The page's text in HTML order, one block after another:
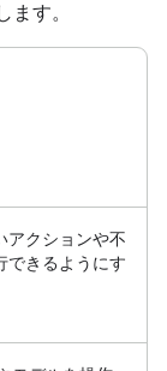
す。
アクションや不
できるようにす